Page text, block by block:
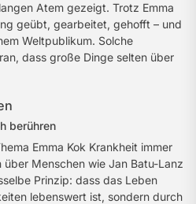
Atem gezeigt. Trotz Emma
geübt, gearbeitet, gehofft – und
Weltpublikum. Solche
dass große Dinge selten über
berühren
Emma Kok Krankheit immer
Menschen wie Jan Batu-Lanz
Prinzip: dass das Leben
lebenswert ist, sondern durch